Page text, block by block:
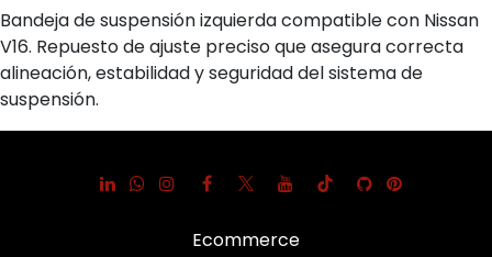
Bandeja de suspensión izquierda compatible con Nissan
V16. Repuesto de ajuste preciso que asegura correcta
alineación, estabilidad y seguridad del sistema de
suspensión.
Ecommerce